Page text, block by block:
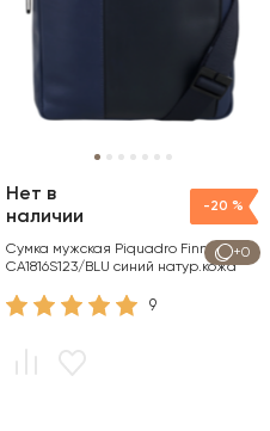
-20 %
+0
Нет в
наличии
Сумка мужская Piquadro Finn
CA1816S123/BLU синий натур.кожа
9